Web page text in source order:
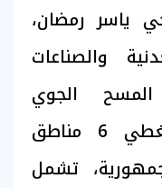
ياسر رمضان،
والصناعات
الجوي
الجيوفيزيقي الشامل سيغطي 6 مناطق
تشمل